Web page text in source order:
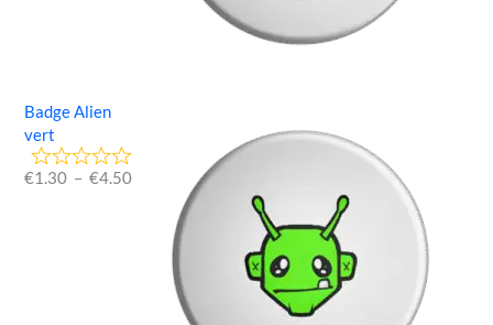
Badge Alien
vert
€1.30 – €4.50